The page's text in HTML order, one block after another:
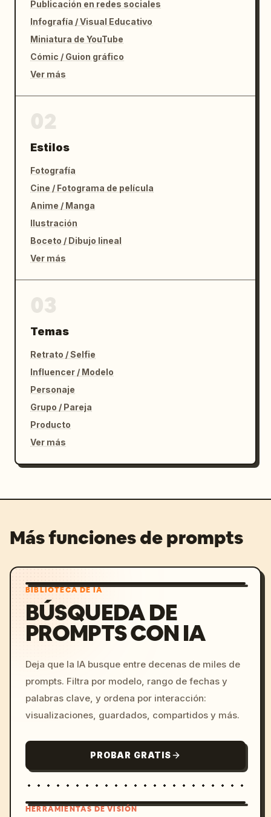
Publicación en redes sociales
Infografía / Visual Educativo
Miniatura de YouTube
Cómic / Guion gráfico
Ver más
Estilos
Fotografía
Cine / Fotograma de película
Anime / Manga
Ilustración
Boceto / Dibujo lineal
Ver más
Temas
Retrato / Selfie
Influencer / Modelo
Personaje
Grupo / Pareja
Producto
Ver más
Más funciones de prompts
BIBLIOTECA DE IA
BÚSQUEDA DE
PROMPTS CON IA
Deja que la IA busque entre decenas de miles de
prompts. Filtra por modelo, rango de fechas y
palabras clave, y ordena por interacción:
visualizaciones, guardados, compartidos y más.
PROBAR GRATIS
HERRAMIENTAS DE VISIÓN